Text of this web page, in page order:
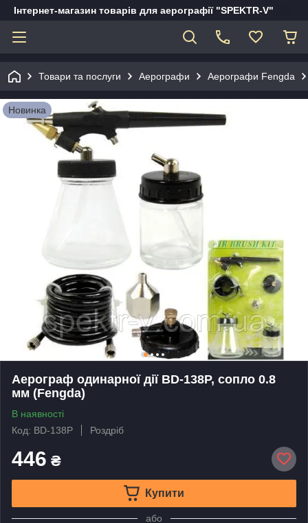
Інтернет-магазин товарів для аерографії "SPEKTR-V"
Товари та послуги Аерографи Аерографи Fengda
Новинка
Аерограф одинарної дії BD-138P, сопло 0.8
мм (Fengda)
В наявності
Код: BD-138P
Роздріб
446 ₴
Купити
або